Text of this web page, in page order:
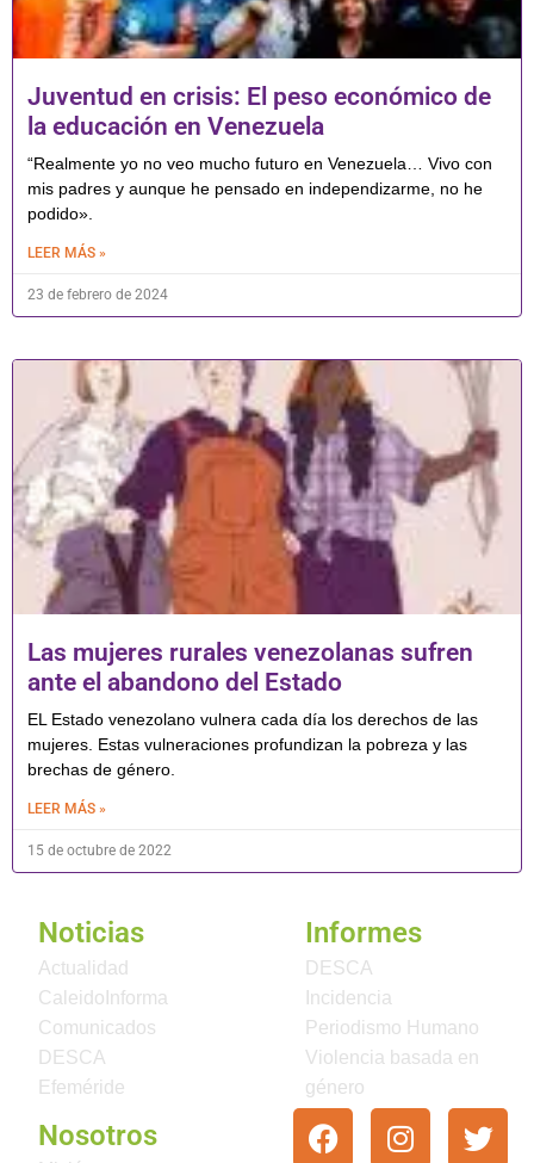
Juventud en crisis: El peso económico de
la educación en Venezuela
“Realmente yo no veo mucho futuro en Venezuela… Vivo con
mis padres y aunque he pensado en independizarme, no he
podido».
LEER MÁS »
23 de febrero de 2024
Las mujeres rurales venezolanas sufren
ante el abandono del Estado
EL Estado venezolano vulnera cada día los derechos de las
mujeres. Estas vulneraciones profundizan la pobreza y las
brechas de género.
LEER MÁS »
15 de octubre de 2022
Noticias
Actualidad
CaleidoInforma
Comunicados
DESCA
Efeméride
Informes
DESCA
Incidencia
Periodismo Humano
Violencia basada en
género
Nosotros